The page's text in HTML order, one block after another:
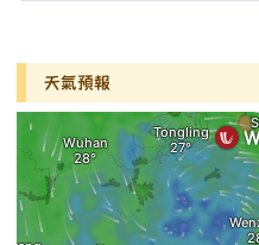
天氣預報